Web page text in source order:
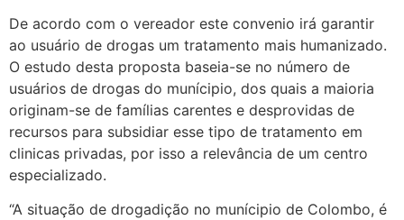
De acordo com o vereador este convenio irá garantir
ao usuário de drogas um tratamento mais humanizado.
O estudo desta proposta baseia-se no número de
usuários de drogas do munícipio, dos quais a maioria
originam-se de famílias carentes e desprovidas de
recursos para subsidiar esse tipo de tratamento em
clinicas privadas, por isso a relevância de um centro
especializado.
“A situação de drogadição no munícipio de Colombo, é